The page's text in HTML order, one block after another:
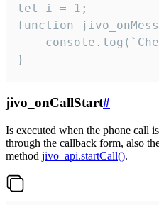
let i = 1;
function
}
jivo_onCallStart#
Is executed when the phone call
through the callback form, also
method jivo_api.startCall().